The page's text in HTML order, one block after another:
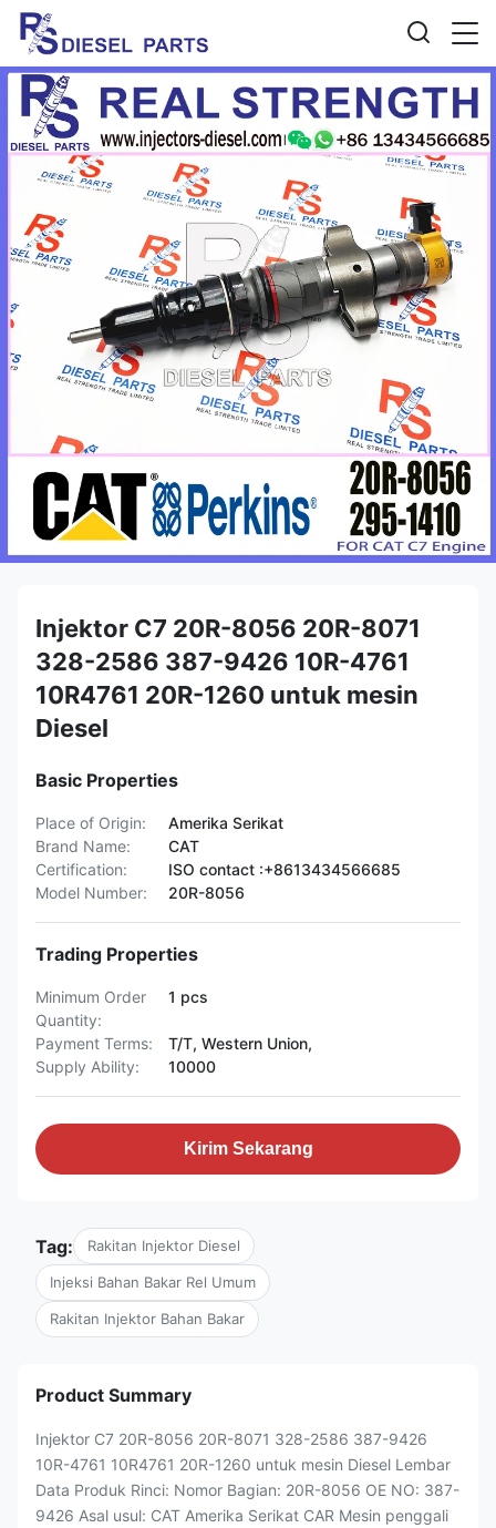
Injektor C7 20R-8056 20R-8071
328-2586 387-9426 10R-4761
10R4761 20R-1260 untuk mesin
Diesel
Basic Properties
Place of Origin:
Amerika Serikat
Brand Name:
CAT
Certification:
ISO contact :+8613434566685
Model Number:
20R-8056
Trading Properties
Minimum Order
Quantity:
1 pcs
Payment Terms:
T/T, Western Union,
Supply Ability:
10000
Kirim Sekarang
Tag: Rakitan Injektor Diesel
Injeksi Bahan Bakar Rel Umum
Rakitan Injektor Bahan Bakar
Product Summary
Injektor C7 20R-8056 20R-8071 328-2586 387-9426
10R-4761 10R4761 20R-1260 untuk mesin Diesel Lembar
Data Produk Rinci: Nomor Bagian: 20R-8056 OE NO: 387-
9426 Asal usul: CAT Amerika Serikat CAR Mesin penggali